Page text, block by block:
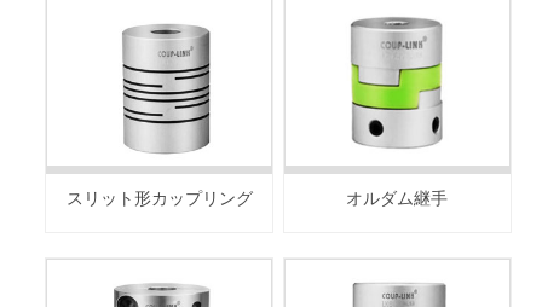
スリット形カップリング オルダム継手